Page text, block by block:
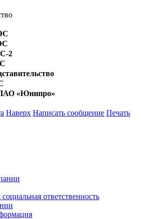
2
«Юнипро»
Наверх Написать сообщение Печать
ответственность